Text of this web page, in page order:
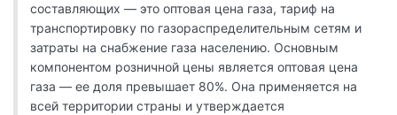
составляющих — это оптовая цена газа, тариф на
транспортировку по газораспределительным сетям и
затраты на снабжение газа населению. Основным
компонентом розничной цены является оптовая цена
газа — ее доля превышает 80%. Она применяется на
всей территории страны и утверждается